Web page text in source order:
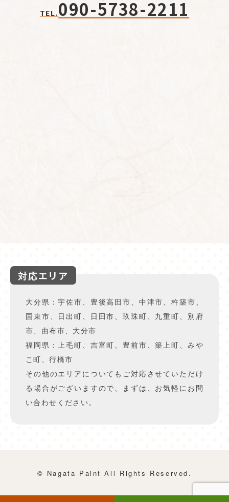
TEL.090-5738-2211
対応エリア
大分県：宇佐市、豊後高田市、中津市、杵築市、
国東市、日出町、日田市、玖珠町、九重町、別府
市、由布市、大分市
福岡県：上毛町、吉富町、豊前市、築上町、みや
こ町、行橋市
その他のエリアについてもご対応させていただけ
る場合がございますので、まずは、お気軽にお問
い合わせください。
© Nagata Paint All Rights Reserved.